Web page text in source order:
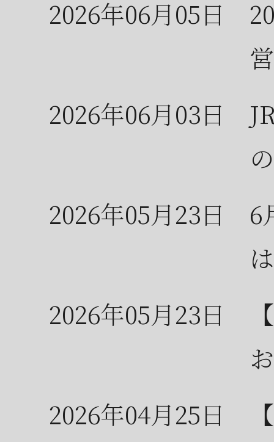
2026年06月05日
2026年06月03日
2026年05月23日
6
2026年05月23日
2026年04月25日